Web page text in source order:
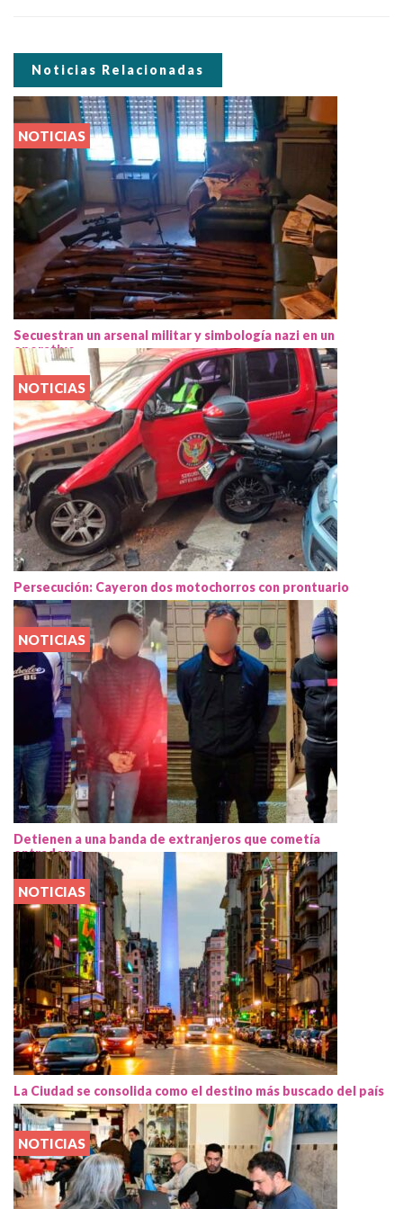
Noticias Relacionadas
NOTICIAS
Secuestran un arsenal militar y simbología nazi en un
operativo
NOTICIAS
Persecución: Cayeron dos motochorros con prontuario
NOTICIAS
Detienen a una banda de extranjeros que cometía
entraderas
NOTICIAS
La Ciudad se consolida como el destino más buscado del país
NOTICIAS